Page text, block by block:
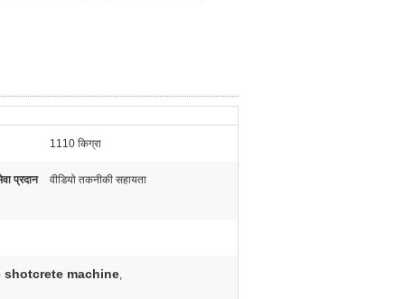
1110 किग्रा
प्रदान
वीडियो तकनीकी सहायता
machine,